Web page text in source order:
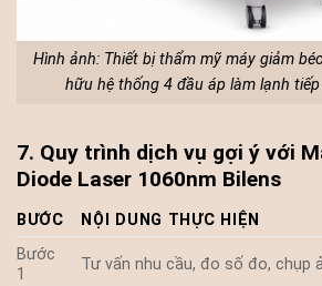
Hình ảnh: Thiết bị thẩm mỹ máy giảm
hữu hệ thống 4 đầu áp làm lạnh
7. Quy trình dịch vụ gợi ý với
Diode Laser 1060nm Bilens
BƯỚC
NỘI DUNG THỰC HIỆN
Bước
1
Tư vấn nhu cầu, đo số đo, chụp